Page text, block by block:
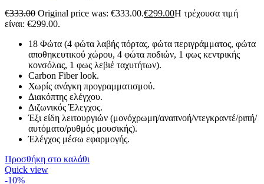
€333.00 Original price was: €333.00.€299.00Η τρέχουσα τιμή
είναι: €299.00.
18 Φώτα (4 φώτα λαβής πόρτας, φώτα περιγράμματος, φώτα
αποθηκευτικού χώρου, 4 φώτα ποδιών, 1 φως κεντρικής
κονσόλας, 1 φως λεβιέ ταχυτήτων).
Carbon Fiber look.
Χωρίς ανάγκη προγραμματισμού.
Διακόπτης ελέγχου.
Διζωνικός Έλεγχος.
Έξι είδη λειτουργιών (μονόχρωμη/αναπνοή/ντεγκραντέ/ριπή/
αυτόματο/ρυθμός μουσικής).
Έλέγχος μέσω εφαρμογής.
Προσθήκη στο καλάθι
Quick view
-10%